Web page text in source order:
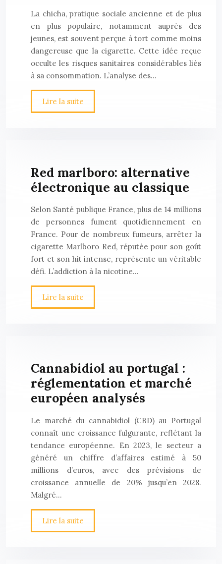
La chicha, pratique sociale ancienne et de plus
en plus populaire, notamment auprès des
jeunes, est souvent perçue à tort comme moins
dangereuse que la cigarette. Cette idée reçue
occulte les risques sanitaires considérables liés
à sa consommation. L’analyse des…
Lire la suite
Red marlboro: alternative
électronique au classique
Selon Santé publique France, plus de 14 millions
de personnes fument quotidiennement en
France. Pour de nombreux fumeurs, arrêter la
cigarette Marlboro Red, réputée pour son goût
fort et son hit intense, représente un véritable
défi. L’addiction à la nicotine…
Lire la suite
Cannabidiol au portugal :
réglementation et marché
européen analysés
Le marché du cannabidiol (CBD) au Portugal
connaît une croissance fulgurante, reflétant la
tendance européenne. En 2023, le secteur a
généré un chiffre d’affaires estimé à 50
millions d’euros, avec des prévisions de
croissance annuelle de 20% jusqu’en 2028.
Malgré…
Lire la suite